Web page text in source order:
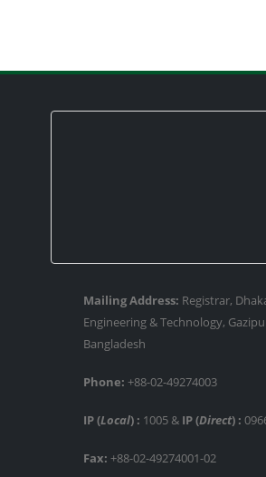
Mailing Address: Registrar,
Engineering & Technology,
Bangladesh
Phone: +88-02-49274003
IP (Local) : 1005 & IP (Direct) :
Fax: +88-02-49274001-02